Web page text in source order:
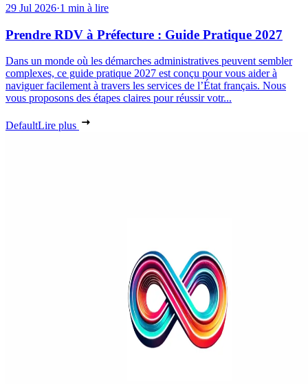
29 Jul 2026·1 min à lire
Prendre RDV à Préfecture : Guide Pratique 2027
Dans un monde où les démarches administratives peuvent sembler
complexes, ce guide pratique 2027 est conçu pour vous aider à
naviguer facilement à travers les services de l’État français. Nous
vous proposons des étapes claires pour réussir votr...
DefaultLire plus